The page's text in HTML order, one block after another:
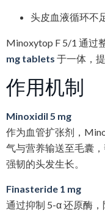
头皮血液循环不
Minoxytop F 5/1 通过
mg tablets 于一体，
作用机制
Minoxidil 5 mg
作为血管扩张剂，
气与营养输送至毛囊
强韧的头发生长。
Finasteride 1 mg
通过抑制 5-α 还原酶